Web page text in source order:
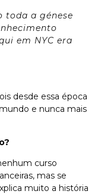
toda a génese
em NYC era
desde essa época
e nunca mais
curso
mas se
muito a história